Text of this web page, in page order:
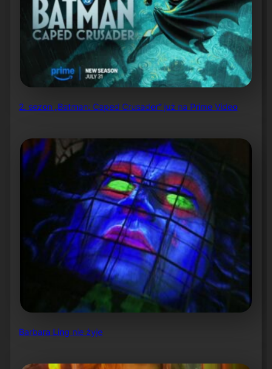
2. sezon „Batman: Caped Crusader” już na Prime Video
Barbara Ling nie żyje